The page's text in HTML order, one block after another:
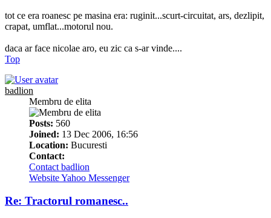
tot ce era roanesc pe masina era: ruginit...scurt-circuitat, ars, dezlipit,
crapat, umflat...motorul nou.
daca ar face nicolae aro, eu zic ca s-ar vinde....
Top
badlion
Membru de elita
Posts: 560
Joined: 13 Dec 2006, 16:56
Location: Bucuresti
Contact:
Contact badlion
WebsiteYahoo Messenger
Re: Tractorul romanesc..